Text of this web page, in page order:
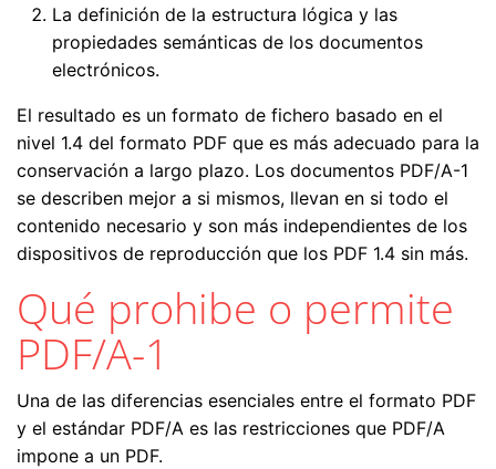
La definición de la estructura lógica y las
propiedades semánticas de los documentos
electrónicos.
El resultado es un formato de fichero basado en el
nivel 1.4 del formato PDF que es más adecuado para la
conservación a largo plazo. Los documentos PDF/A-1
se describen mejor a si mismos, llevan en si todo el
contenido necesario y son más independientes de los
dispositivos de reproducción que los PDF 1.4 sin más.
Qué prohibe o permite
PDF/A-1
Una de las diferencias esenciales entre el formato PDF
y el estándar PDF/A es las restricciones que PDF/A
impone a un PDF.